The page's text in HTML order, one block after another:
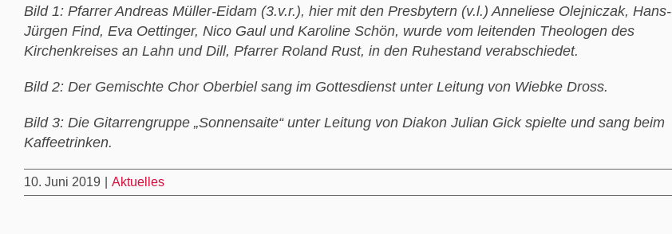
Bild 1: Pfarrer Andreas Müller-Eidam (3.v.r.), hier mit den Presbytern (v.l.) Anneliese Olejniczak, Hans-
Jürgen Find, Eva Oettinger, Nico Gaul und Karoline Schön, wurde vom leitenden Theologen des
Kirchenkreises an Lahn und Dill, Pfarrer Roland Rust, in den Ruhestand verabschiedet.
Bild 2: Der Gemischte Chor Oberbiel sang im Gottesdienst unter Leitung von Wiebke Dross.
Bild 3: Die Gitarrengruppe „Sonnensaite“ unter Leitung von Diakon Julian Gick spielte und sang beim
Kaffeetrinken.
10. Juni 2019 Aktuelles